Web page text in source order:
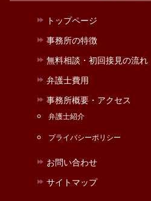
トップページ
事務所の特徴
無料相談・初回接見の流れ
弁護士費用
事務所概要・アクセス
弁護士紹介
プライバシーポリシー
お問い合わせ
サイトマップ